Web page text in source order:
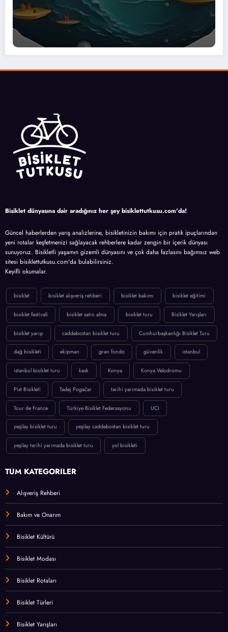
Bisiklet dünyasına dair aradığınız her şey bisiklettutkusu.com'da!
Güncel haberlerden yarış analizlerine, bisikletinizin bakımı için pratik ipuçlarından
yeni rotalar keşfetmenizi sağlayacak rehberlere kadar zengin bir içerik dünyası
sunuyoruz. Bisikletli yaşamın gizemli dünyasını ve çok daha fazlasını bağımsız web
sitesi bisiklettutkusu.com'da bulabilirsiniz.
Keyifli okumalar.
bisiklet bisiklet alışveriş rehberi bisiklet bakımı bisiklet eğitimi
bisiklet festivali bisiklet satın alma bisiklet turu Bisiklet Yarışları
bisiklet yarışı caddebostan bisiklet turu Cumhurbaşkanlığı Bisiklet Turu
dağ bisikleti ekipman gran fondo güvenlik istanbul
istanbul bisiklet turu kask Konya Konya Velodromu
Pist Bisikleti Tadej Pogačar tarihi yarımada bisiklet turu
Tour de France Türkiye Bisiklet Federasyonu UCI
yeşilay bisiklet turu yeşilay caddebostan bisiklet turu
yeşilay tarihi yarımada bisiklet turu yol bisikleti
TÜM KATEGORİLER
Alışveriş Rehberi
Bakım ve Onarım
Bisiklet Kültürü
Bisiklet Modası
Bisiklet Rotaları
Bisiklet Türleri
Bisiklet Yarışları